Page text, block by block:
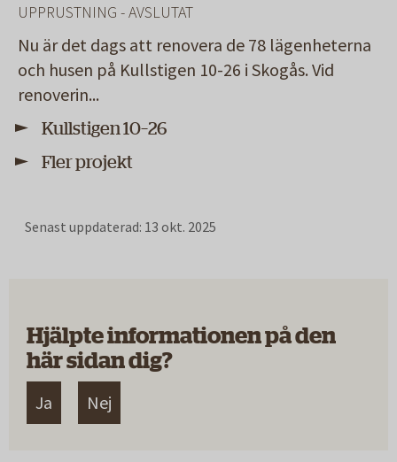
UPPRUSTNING - AVSLUTAT
Nu är det dags att renovera de 78 lägenheterna
och husen på Kullstigen 10-26 i Skogås. Vid
renoverin...
Kullstigen 10–26
Fler projekt
Senast uppdaterad: 13 okt. 2025
Hjälpte informationen på den
här sidan dig?
Ja Nej